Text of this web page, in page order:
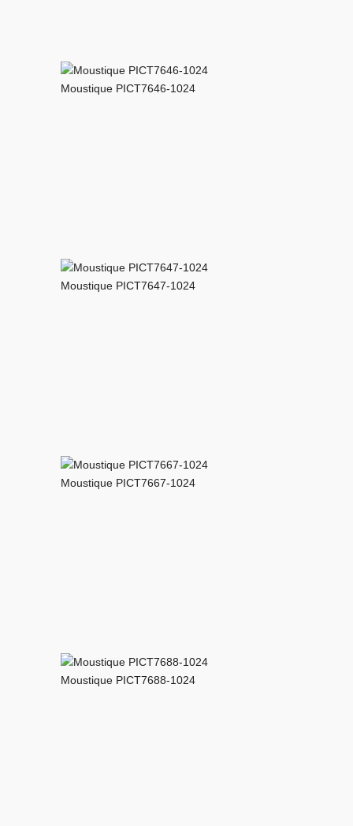
Moustique PICT7646-1024
Moustique PICT7647-1024
Moustique PICT7667-1024
Moustique PICT7688-1024